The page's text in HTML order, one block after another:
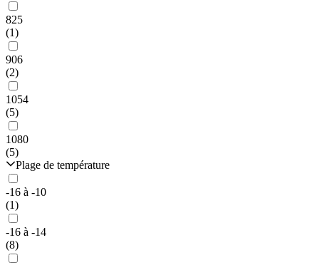
825
(1)
906
(2)
1054
(5)
1080
(5)
Plage de température
-16 à -10
(1)
-16 à -14
(8)